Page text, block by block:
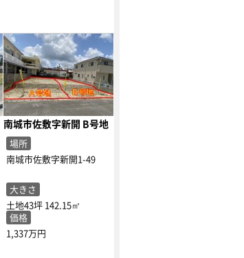
南城市佐敷字新開 B号地
場所
南城市佐敷字新開1-49
大きさ
土地43坪 142.15㎡
価格
1,337万円